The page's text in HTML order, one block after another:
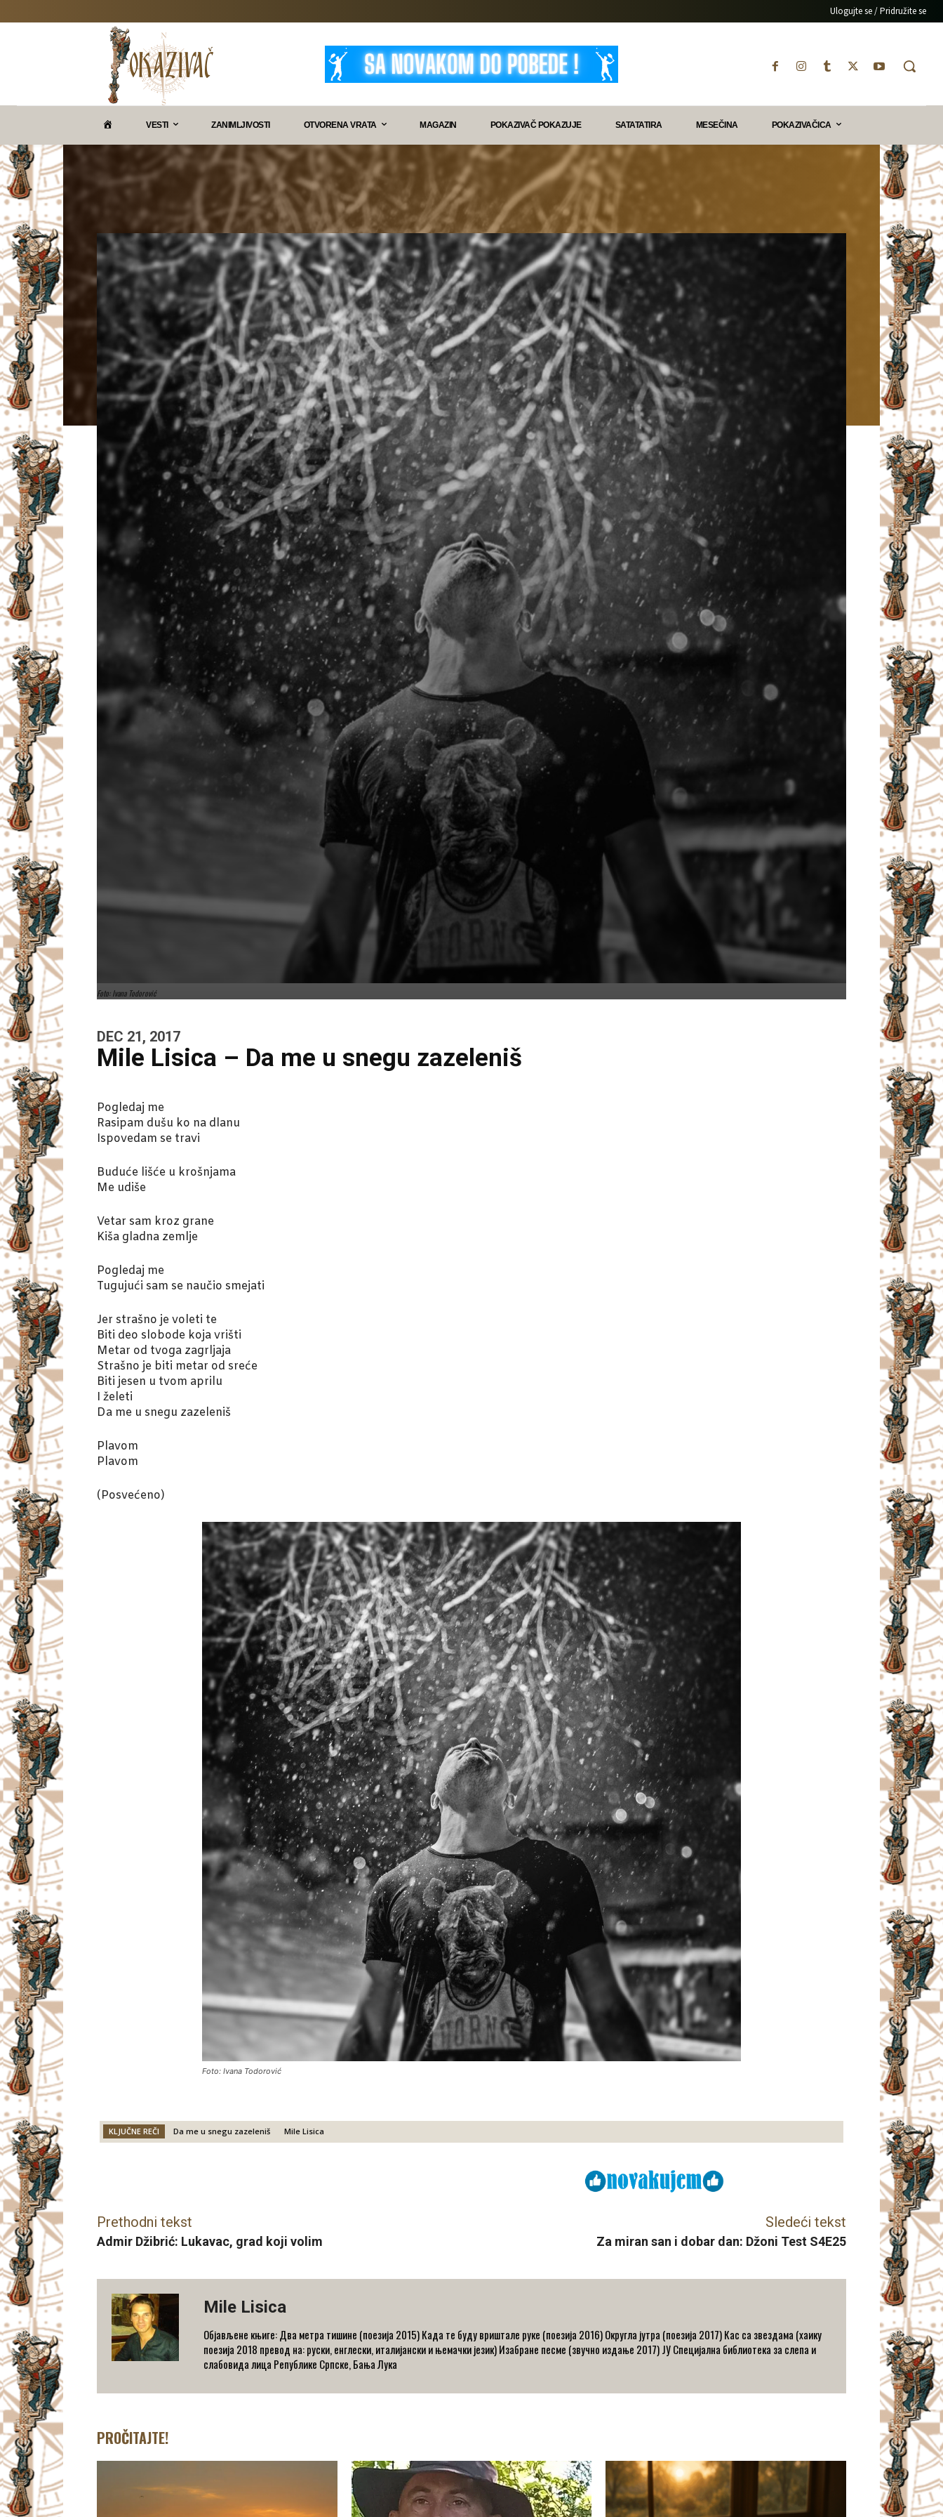
Ulogujte se / Pridružite se
A
Z
V
A
VESTI ZANIMLJIVOSTI OTVORENA VRATA MAGAZIN POKAZIVAČ POKAZUJE SATATATIRA MESEČINA POKAZIVAČICA
Foto: Ivana Todorović
DEC 21, 2017
Mile Lisica – Da me u snegu zazeleniš
Pogledaj me
Rasipam dušu ko na dlanu
Ispovedam se travi
Buduće lišće u krošnjama
Me udiše
Vetar sam kroz grane
Kiša gladna zemlje
Pogledaj me
Tugujući sam se naučio smejati
Jer strašno je voleti te
Biti deo slobode koja vrišti
Metar od tvoga zagrljaja
Strašno je biti metar od sreće
Biti jesen u tvom aprilu
I želeti
Da me u snegu zazeleniš
Plavom
Plavom
(Posvećeno)
Foto: Ivana Todorović
KLJUČNE REČI Da me u snegu zazeleniš Mile Lisica
Prethodni tekst
Admir Džibrić: Lukavac, grad koji volim
Sledeći tekst
Za miran san i dobar dan: Džoni Test S4E25
Mile Lisica
Објављене књиге: Два метра тишине (поезија 2015) Када те буду вриштале руке (поезија 2016) Округла јутра (поезија 2017) Кас са звездама (хаику
поезија 2018 превод на: руски, енглески, италијански и њемачки језик) Изабране песме (звучно издање 2017) ЈУ Специјална библиотека за слепа и
слабовида лица Републике Српске, Бања Лука
PROČITAJTE!